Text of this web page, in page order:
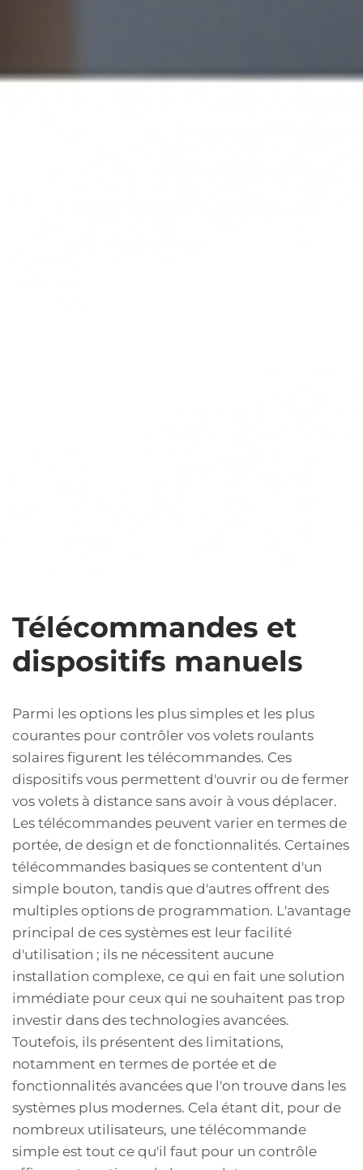
Télécommandes et
dispositifs manuels
Parmi les options les plus simples et les plus
courantes pour contrôler vos volets roulants
solaires figurent les télécommandes. Ces
dispositifs vous permettent d'ouvrir ou de fermer
vos volets à distance sans avoir à vous déplacer.
Les télécommandes peuvent varier en termes de
portée, de design et de fonctionnalités. Certaines
télécommandes basiques se contentent d'un
simple bouton, tandis que d'autres offrent des
multiples options de programmation. L'avantage
principal de ces systèmes est leur facilité
d'utilisation ; ils ne nécessitent aucune
installation complexe, ce qui en fait une solution
immédiate pour ceux qui ne souhaitent pas trop
investir dans des technologies avancées.
Toutefois, ils présentent des limitations,
notamment en termes de portée et de
fonctionnalités avancées que l'on trouve dans les
systèmes plus modernes. Cela étant dit, pour de
nombreux utilisateurs, une télécommande
simple est tout ce qu'il faut pour un contrôle